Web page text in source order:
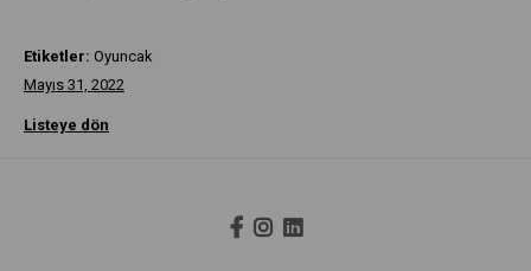
Etiketler: Oyuncak
Mayıs 31, 2022
Listeye dön